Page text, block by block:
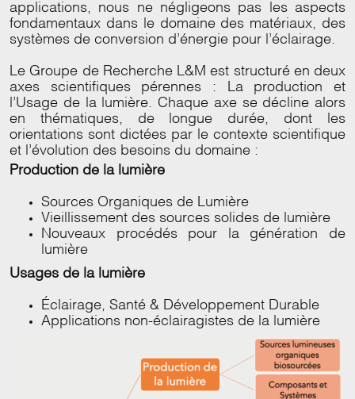
applications, nous ne négligeons pas les aspects
fondamentaux dans le domaine des matériaux, des
systèmes de conversion d’énergie pour l’éclairage.
Le Groupe de Recherche L&M est structuré en deux
axes scientifiques pérennes : La production et
l’Usage de la lumière. Chaque axe se décline alors
en thématiques, de longue durée, dont les
orientations sont dictées par le contexte scientifique
et l’évolution des besoins du domaine :
Production de la lumière
Sources Organiques de Lumière
Vieillissement des sources solides de lumière
Nouveaux procédés pour la génération de
lumière
Usages de la lumière
Éclairage, Santé & Développement Durable
Applications non-éclairagistes de la lumière